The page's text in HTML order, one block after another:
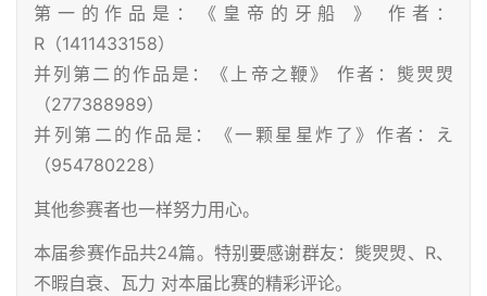
第一的作品是：《皇帝的牙船 》 作者：
R（1411433158）
并列第二的作品是：《上帝之鞭》 作者：熋焸焽
（277388989）
并列第二的作品是：《一颗星星炸了》作者：え
（954780228）
其他参赛者也一样努力用心。
本届参赛作品共24篇。特别要感谢群友：熋焸焽、R、
不暇自衰、瓦力 对本届比赛的精彩评论。